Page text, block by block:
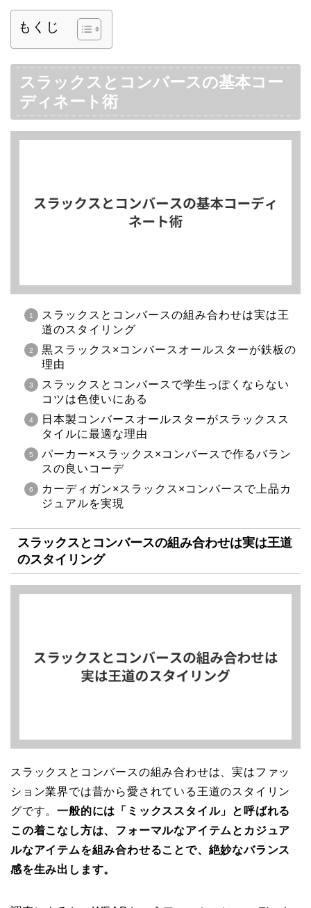
もくじ
スラックスとコンバースの基本コー
ディネート術
スラックスとコンバースの組み合わせは実は王
道のスタイリング
黒スラックス×コンバースオールスターが鉄板の
理由
スラックスとコンバースで学生っぽくならない
コツは色使いにある
日本製コンバースオールスターがスラックスス
タイルに最適な理由
パーカー×スラックス×コンバースで作るバラン
スの良いコーデ
カーディガン×スラックス×コンバースで上品カ
ジュアルを実現
スラックスとコンバースの組み合わせは実は王道
のスタイリング
スラックスとコンバースの組み合わせは、実はファッ
ション業界では昔から愛されている王道のスタイリン
グです。一般的には「ミックススタイル」と呼ばれる
この着こなし方は、フォーマルなアイテムとカジュア
ルなアイテムを組み合わせることで、絶妙なバランス
感を生み出します。